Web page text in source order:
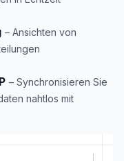
– Ansichten von
– Synchronisieren Sie
nahtlos mit